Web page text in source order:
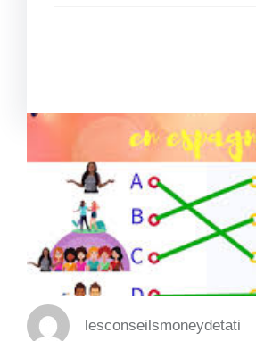
lesconseilsmoneydetati